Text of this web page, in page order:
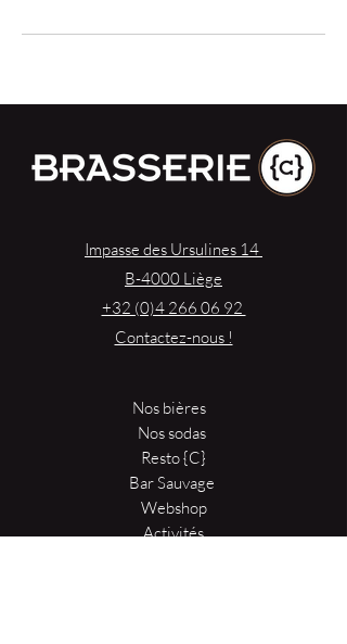
Impasse des Ursulines 14
B-4000 Liège
+32 (0)4 266 06 92
Contactez-nous !
Nos bières
Nos sodas
Resto {C}
Bar Sauvage
Webshop
Activités